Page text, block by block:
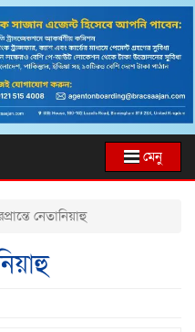
মেনু
নেতানিয়াহু